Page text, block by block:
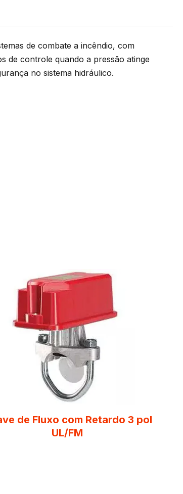
de combate a incêndio, com
de controle quando a pressão atinge
no sistema hidráulico.
de Fluxo com Retardo 3 pol
UL/FM